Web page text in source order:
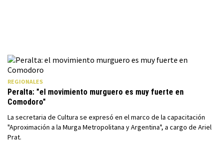
REGIONALES
Peralta: "el movimiento murguero es muy fuerte en
Comodoro"
La secretaria de Cultura se expresó en el marco de la capacitación
"Aproximación a la Murga Metropolitana y Argentina", a cargo de Ariel
Prat.